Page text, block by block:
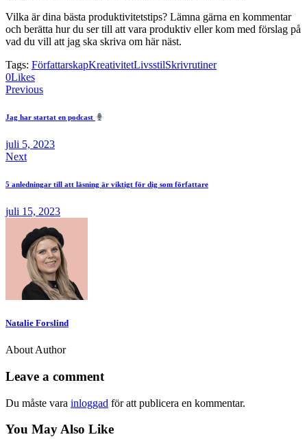
Vilka är dina bästa produktivitetstips? Lämna gärna en kommentar
och berätta hur du ser till att vara produktiv eller kom med förslag på
vad du vill att jag ska skriva om här näst.
Tags: FörfattarskapKreativitetLivsstilSkrivrutiner
0LikesTwitter-
new
Facebook
Share-
email
Copy
URL
clipboard
Inläggsnavigering
Previous
Jag har startat en podcast
juli 5, 2023
Next
5 anledningar till att läsning är viktigt för dig som författare
juli 15, 2023
Natalie Forslind
About Author
Leave a comment
Du måste vara inloggad för att publicera en kommentar.
You May Also Like